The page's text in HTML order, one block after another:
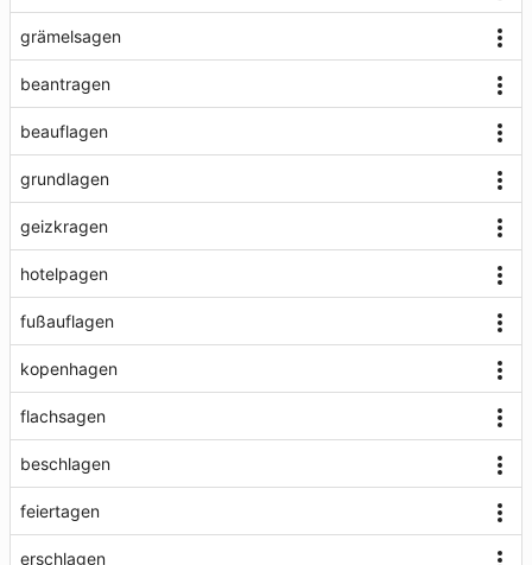
grämelsagen
beantragen
beauflagen
grundlagen
geizkragen
hotelpagen
fußauflagen
kopenhagen
flachsagen
beschlagen
feiertagen
erschlagen